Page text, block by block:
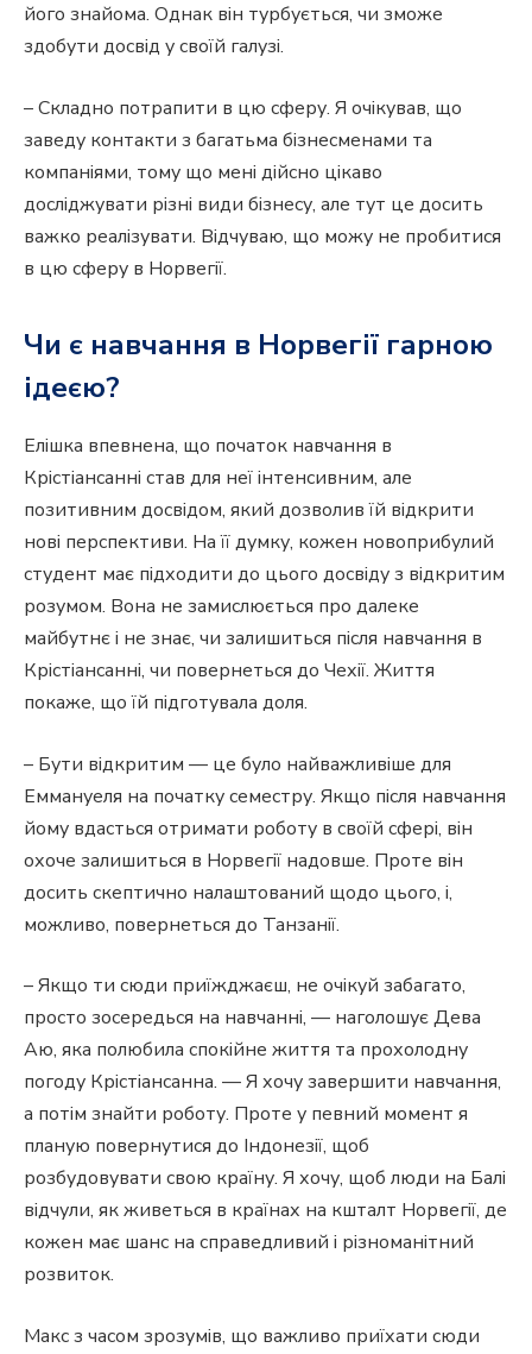
його знайома. Однак він турбується, чи зможе
здобути досвід у своїй галузі.
– Складно потрапити в цю сферу. Я очікував, що
заведу контакти з багатьма бізнесменами та
компаніями, тому що мені дійсно цікаво
досліджувати різні види бізнесу, але тут це досить
важко реалізувати. Відчуваю, що можу не пробитися
в цю сферу в Норвегії.
Чи є навчання в Норвегії гарною
ідеєю?
Елішка впевнена, що початок навчання в
Крістіансанні став для неї інтенсивним, але
позитивним досвідом, який дозволив їй відкрити
нові перспективи. На її думку, кожен новоприбулий
студент має підходити до цього досвіду з відкритим
розумом. Вона не замислюється про далеке
майбутнє і не знає, чи залишиться після навчання в
Крістіансанні, чи повернеться до Чехії. Життя
покаже, що їй підготувала доля.
– Бути відкритим — це було найважливіше для
Еммануеля на початку семестру. Якщо після навчання
йому вдасться отримати роботу в своїй сфері, він
охоче залишиться в Норвегії надовше. Проте він
досить скептично налаштований щодо цього, і,
можливо, повернеться до Танзанії.
– Якщо ти сюди приїжджаєш, не очікуй забагато,
просто зосередься на навчанні, — наголошує Дева
Аю, яка полюбила спокійне життя та прохолодну
погоду Крістіансанна. — Я хочу завершити навчання,
а потім знайти роботу. Проте у певний момент я
планую повернутися до Індонезії, щоб
розбудовувати свою країну. Я хочу, щоб люди на Балі
відчули, як живеться в країнах на кшталт Норвегії, де
кожен має шанс на справедливий і різноманітний
розвиток.
Макс з часом зрозумів, що важливо приїхати сюди